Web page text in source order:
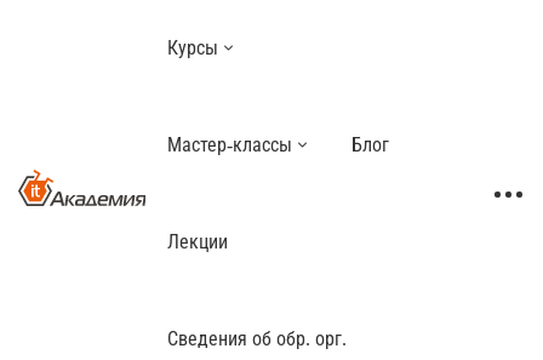
Курсы
Мастер-классы Блог
Лекции
Сведения об обр. орг.